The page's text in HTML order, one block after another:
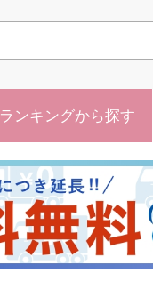
ランキングから探す